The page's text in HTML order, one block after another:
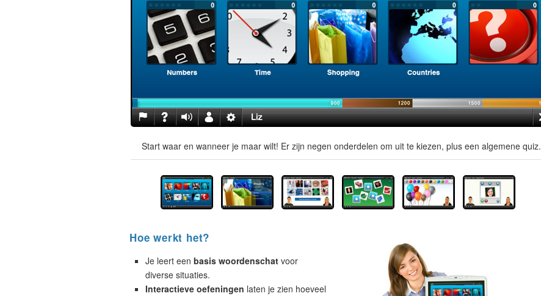
Start waar en wanneer je maar wilt! Er zijn negen onderdelen om uit te kiezen, plus een algemene quiz.
Hoe werkt het?
Je leert een basis woordenschat voor
diverse situaties.
Interactieve oefeningen laten je zien hoeveel